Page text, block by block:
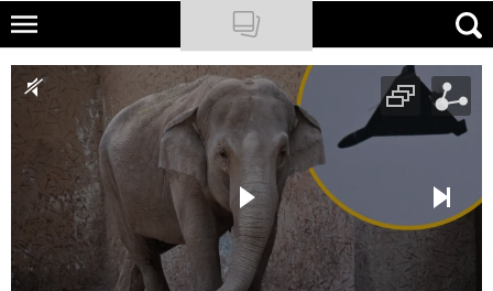
Skip
main
content
NATIONAL GEOGRAPHIC
TRAVELER
PODCASTY
Sklep
Newsletter